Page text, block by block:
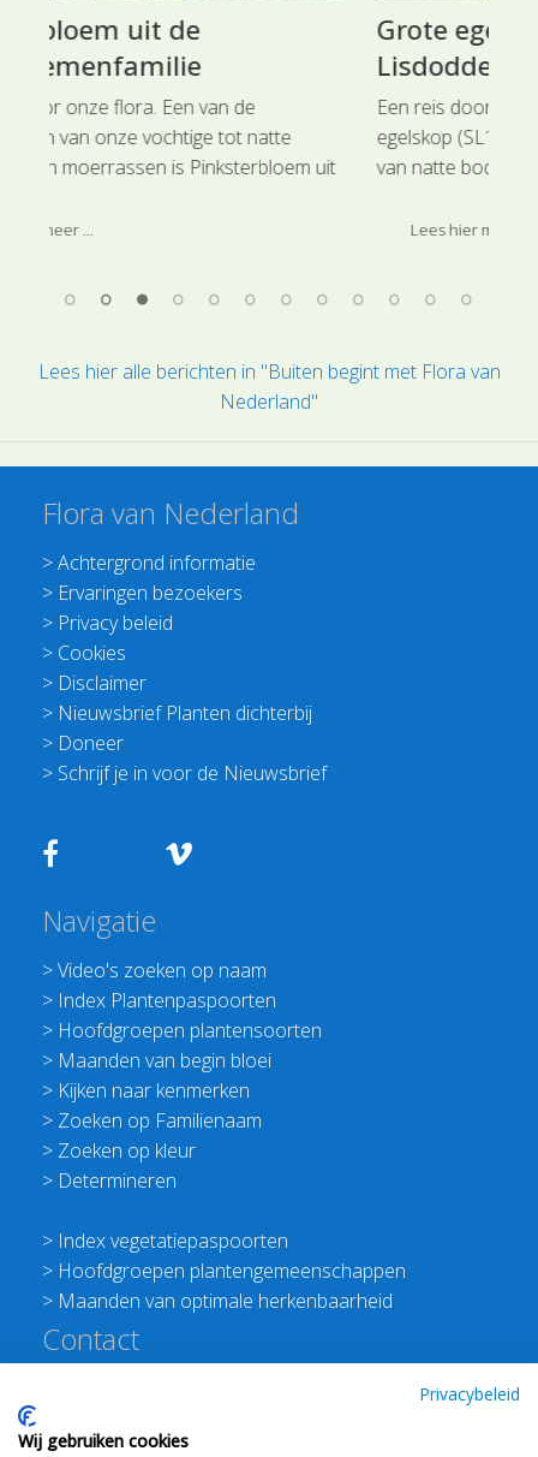
Grote egelskop uit de
Lisdoddefamilie
Een reis door onze plantenfamilies. Grote
egelskop (SL1229) uit de Lisdoddefamilie houdt
van natte bodems, waar de wortelstok zich flink
hoofdgroep Water- en Moerasplanten.
Lees hier alle berichten in "Buiten begint met Flora van
Nederland"
Flora van Nederland
>Achtergrond informatie
> Ervaringen bezoekers
> Privacy beleid
> Cookies
> Disclaimer
> Nieuwsbrief Planten dichterbij
> Doneer
> Schrijf je in voor de Nieuwsbrief
Navigatie
>Video's zoeken op naam
> Index Plantenpaspoorten
> Hoofdgroepen plantensoorten
> Maanden van begin bloei
> Kijken naar kenmerken
> Zoeken op Familienaam
> Zoeken op kleur
> Determineren
> Index vegetatiepaspoorten
> Hoofdgroepen plantengemeenschappen
> Maanden van optimale herkenbaarheid
Contact
E:info@floravannederland.nl
Privacybeleid
Wij gebruiken cookies